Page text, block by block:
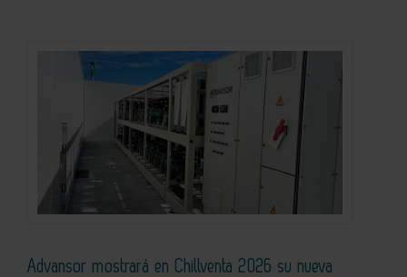
Advansor mostrará en Chillventa 2026 su nueva